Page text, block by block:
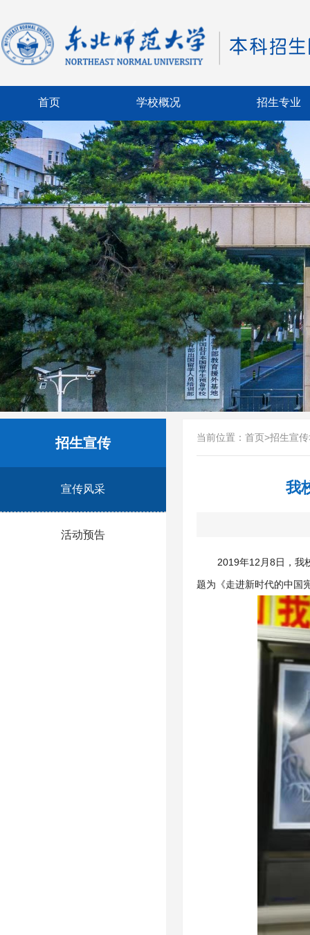
首页 学校概况 招生专业
招生宣传
宣传风采
活动预告
当前位置： 首页>招生宣传
我
2019年12月8日，我
题为《走进新时代的中国